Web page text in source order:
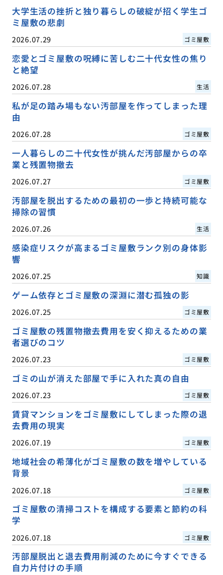
大学生活の挫折と独り暮らしの破綻が招く学生ゴ
ミ屋敷の悲劇
2026.07.29 ゴミ屋敷
恋愛とゴミ屋敷の呪縛に苦しむ二十代女性の焦り
と絶望
2026.07.28 生活
私が足の踏み場もない汚部屋を作ってしまった理
由
2026.07.28 ゴミ屋敷
一人暮らしの二十代女性が挑んだ汚部屋からの卒
業と残置物撤去
2026.07.27 ゴミ屋敷
汚部屋を脱出するための最初の一歩と持続可能な
掃除の習慣
2026.07.26 生活
感染症リスクが高まるゴミ屋敷ランク別の身体影
響
2026.07.25 知識
ゲーム依存とゴミ屋敷の深淵に潜む孤独の影
2026.07.25 ゴミ屋敷
ゴミ屋敷の残置物撤去費用を安く抑えるための業
者選びのコツ
2026.07.23 ゴミ屋敷
ゴミの山が消えた部屋で手に入れた真の自由
2026.07.23 ゴミ屋敷
賃貸マンションをゴミ屋敷にしてしまった際の退
去費用の現実
2026.07.19 ゴミ屋敷
地域社会の希薄化がゴミ屋敷の数を増やしている
背景
2026.07.18 ゴミ屋敷
ゴミ屋敷の清掃コストを構成する要素と節約の科
学
2026.07.18 ゴミ屋敷
汚部屋脱出と退去費用削減のために今すぐできる
自力片付けの手順